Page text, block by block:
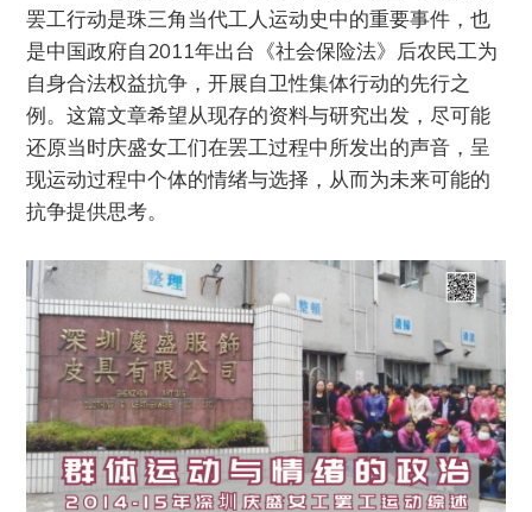
罢工行动是珠三角当代工人运动史中的重要事件，也
是中国政府自2011年出台《社会保险法》后农民工为
自身合法权益抗争，开展自卫性集体行动的先行之
例。这篇文章希望从现存的资料与研究出发，尽可能
还原当时庆盛女工们在罢工过程中所发出的声音，呈
现运动过程中个体的情绪与选择，从而为未来可能的
抗争提供思考。